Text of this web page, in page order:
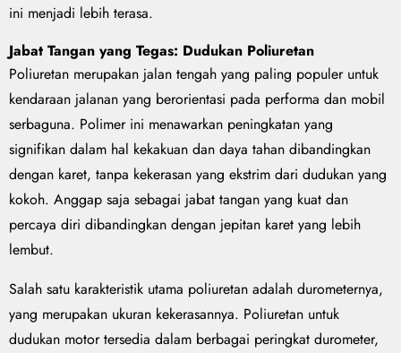
ini menjadi lebih terasa.
Jabat Tangan yang Tegas: Dudukan Poliuretan
Poliuretan merupakan jalan tengah yang paling populer untuk
kendaraan jalanan yang berorientasi pada performa dan mobil
serbaguna. Polimer ini menawarkan peningkatan yang
signifikan dalam hal kekakuan dan daya tahan dibandingkan
dengan karet, tanpa kekerasan yang ekstrim dari dudukan yang
kokoh. Anggap saja sebagai jabat tangan yang kuat dan
percaya diri dibandingkan dengan jepitan karet yang lebih
lembut.
Salah satu karakteristik utama poliuretan adalah durometernya,
yang merupakan ukuran kekerasannya. Poliuretan untuk
dudukan motor tersedia dalam berbagai peringkat durometer,